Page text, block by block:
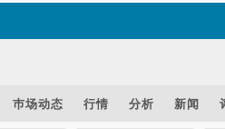
巿场动态 行情 分析 新闻